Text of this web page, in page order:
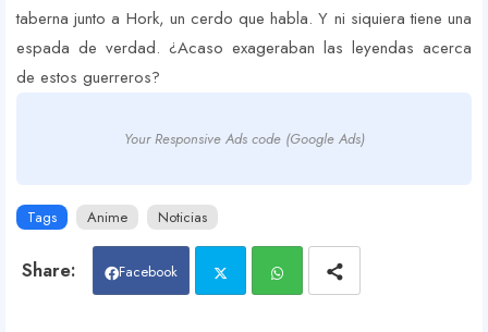
taberna junto a Hork, un cerdo que habla. Y ni siquiera tiene una
espada de verdad. ¿Acaso exageraban las leyendas acerca
de estos guerreros?
Your Responsive Ads code (Google Ads)
Tags Anime Noticias
Facebook